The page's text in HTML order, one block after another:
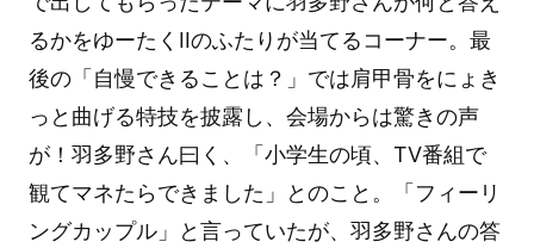
るかをゆーたくIIのふたりが当てるコーナー。最
後の「自慢できることは？」では肩甲骨をにょき
っと曲げる特技を披露し、会場からは驚きの声
が！羽多野さん曰く、「小学生の頃、TV番組で
観てマネたらできました」とのこと。「フィーリ
ングカップル」と言っていたが、羽多野さんの答